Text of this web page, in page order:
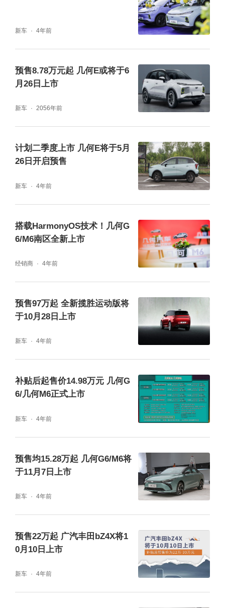
新车 4年前
预售8.78万元起 几何E或将于6
月26日上市
新车 2056年前
计划二季度上市 几何E将于5月
26日开启预售
新车 4年前
搭载HarmonyOS技术！几何G
6/M6南区全新上市
经销商 4年前
预售97万起 全新揽胜运动版将
于10月28日上市
新车 4年前
补贴后起售价14.98万元 几何G
6/几何M6正式上市
新车 4年前
预售均15.28万起 几何G6/M6将
于11月7日上市
新车 4年前
预售22万起 广汽丰田bZ4X将1
0月10日上市
新车 4年前